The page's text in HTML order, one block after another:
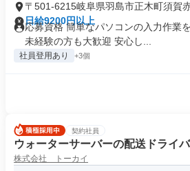
〒501-6215岐阜県羽島市正木町須賀
日給9200円以上
応募資格 簡単なパソコンの入力作業
未経験の方も大歓迎 安心し...
社員登用あり +3個
契約社員
ウォーターサーバーの配送ドライ
株式会社 トーカイ